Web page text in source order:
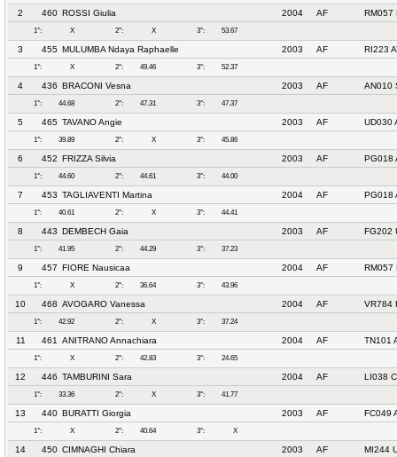
2 460 ROSSI Giulia 2004 AF RM057
1°: X 2°: X 3°: 53.67
3 455 MULUMBA Ndaya Raphaelle 2003 AF RI223
1°: X 2°: 49.46 3°: 52.37
4 436 BRACONI Vesna 2003 AF AN010
1°: 44.68 2°: 47.31 3°: 47.37
5 465 TAVANO Angie 2003 AF UD030
1°: 39.89 2°: X 3°: 45.86
6 452 FRIZZA Silvia 2003 AF PG018
1°: 44.60 2°: 44.61 3°: 44.00
7 453 TAGLIAVENTI Martina 2004 AF PG018
1°: 40.61 2°: X 3°: 44.41
8 443 DEMBECH Gaia 2003 AF FG202
1°: 41.95 2°: 44.29 3°: 37.23
9 457 FIORE Nausicaa 2004 AF RM057
1°: X 2°: 36.64 3°: 43.96
10 468 AVOGARO Vanessa 2004 AF VR784
1°: 42.92 2°: X 3°: 37.24
11 461 ANITRANO Annachiara 2004 AF TN101
1°: X 2°: 42.83 3°: 24.65
12 446 TAMBURINI Sara 2004 AF LI038
1°: 33.36 2°: X 3°: 41.77
13 440 BURATTI Giorgia 2003 AF FC049
1°: X 2°: 40.64 3°: X
14 450 CIMNAGHI Chiara 2003 AF MI244